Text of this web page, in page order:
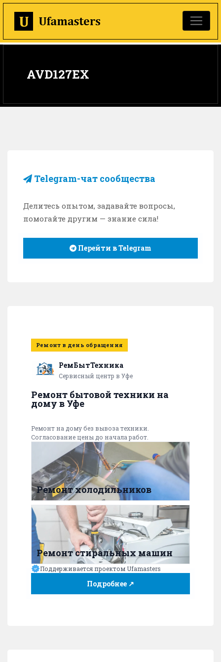
AVD127EX
Telegram-чат сообщества
Делитесь опытом, задавайте вопросы,
помогайте другим — знание сила!
Перейти в Telegram
Ремонт в день обращения
РемБытТехника
Сервисный центр в Уфе
Ремонт бытовой техники на
дому в Уфе
Ремонт на дому без вывоза техники.
Согласование цены до начала работ.
Ремонт холодильников
Ремонт стиральных машин
Поддерживается проектом Ufamasters
Подробнее ↗